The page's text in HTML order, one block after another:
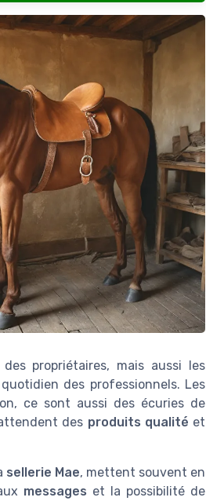
propriétaires, mais aussi les
des professionnels. Les
ce sont aussi des écuries de
des produits qualité et
sellerie Mae, mettent souvent en
messages et la possibilité de